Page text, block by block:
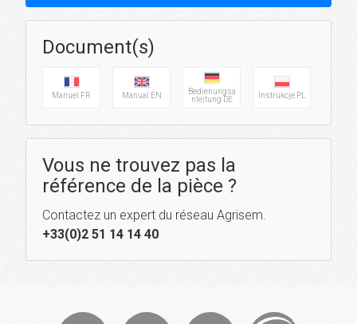
Document(s)
Manuel FR Manual EN
Bedienungsa
nleitung DE
Instrukcje PL
Vous ne trouvez pas la
référence de la pièce ?
Contactez un expert du réseau Agrisem.
+33(0)2 51 14 14 40